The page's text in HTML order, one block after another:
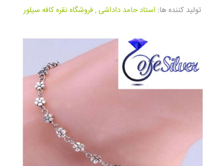
تولید کننده ها: استاد حامد داداشی,فروشگاه نقره کافه سیلور